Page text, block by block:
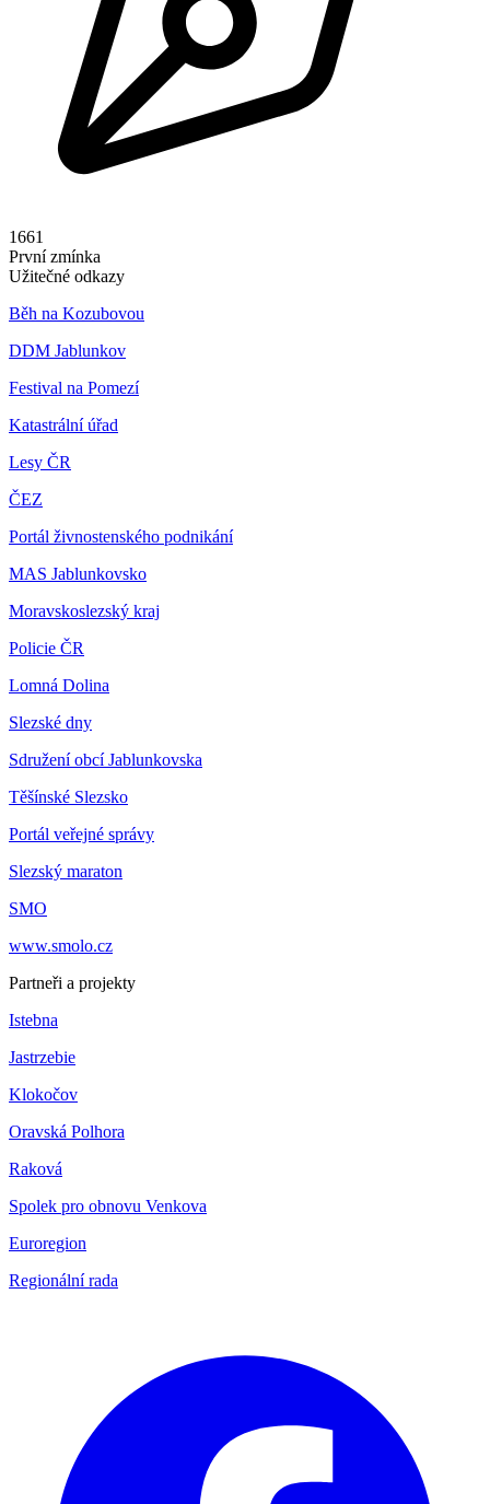
1661
První zmínka
Užitečné odkazy
Běh na Kozubovou
DDM Jablunkov
Festival na Pomezí
Katastrální úřad
Lesy ČR
ČEZ
Portál živnostenského podnikání
MAS Jablunkovsko
Moravskoslezský kraj
Policie ČR
Lomná Dolina
Slezské dny
Sdružení obcí Jablunkovska
Těšínské Slezsko
Portál veřejné správy
Slezský maraton
SMO
www.smolo.cz
Partneři a projekty
Istebna
Jastrzebie
Klokočov
Oravská Polhora
Raková
Spolek pro obnovu Venkova
Euroregion
Regionální rada